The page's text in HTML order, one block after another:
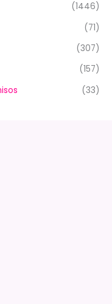
(1446)
(71)
(307)
(157)
(33)